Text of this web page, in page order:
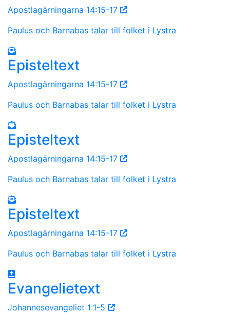
Apostlagärningarna 14:15-17
Paulus och Barnabas talar till folket i Lystra
Episteltext
Apostlagärningarna 14:15-17
Paulus och Barnabas talar till folket i Lystra
Episteltext
Apostlagärningarna 14:15-17
Paulus och Barnabas talar till folket i Lystra
Episteltext
Apostlagärningarna 14:15-17
Paulus och Barnabas talar till folket i Lystra
Evangelietext
Johannesevangeliet 1:1-5